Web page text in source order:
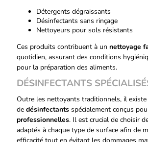
Détergents dégraissants
Désinfectants sans rinçage
Nettoyeurs pour sols résistants
Ces produits contribuent à un nettoyage
quotidien, assurant des conditions
pour la préparation des aliments.
DÉSINFECTANTS
Outre les nettoyants traditionnels, il
de désinfectantsspécialement conçus
professionnelles. Il est crucial de choisir
adaptés à chaque type de surface afin de
efficacité tout en évitant les dommages